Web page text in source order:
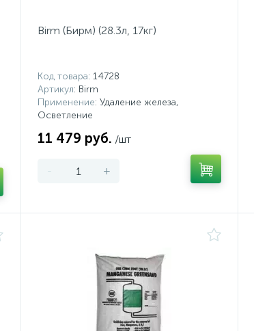
Birm (Бирм) (28.3л, 17кг)
Код товара: 14728
Артикул: Birm
Применение: Удаление железа,
Осветление
11 479 руб. /шт
- +